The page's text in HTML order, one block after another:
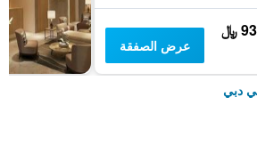
93 ﷼
عرض الصفقة
دبي